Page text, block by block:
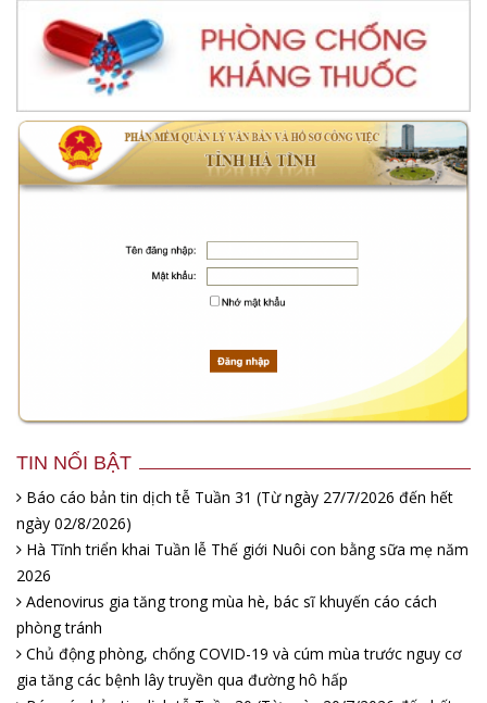
TIN NỔI BẬT
Báo cáo bản tin dịch tễ Tuần 31 (Từ ngày 27/7/2026 đến hết
ngày 02/8/2026)
Hà Tĩnh triển khai Tuần lễ Thế giới Nuôi con bằng sữa mẹ năm
2026
Adenovirus gia tăng trong mùa hè, bác sĩ khuyến cáo cách
phòng tránh
Chủ động phòng, chống COVID-19 và cúm mùa trước nguy cơ
gia tăng các bệnh lây truyền qua đường hô hấp